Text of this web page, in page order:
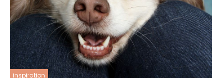
inspiration